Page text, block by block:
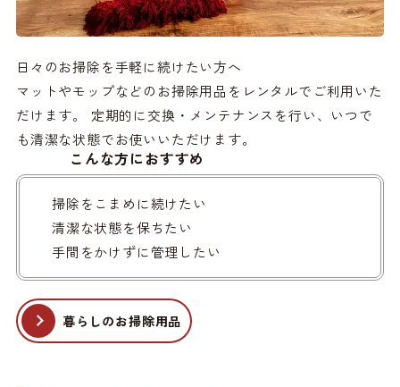
日々のお掃除を手軽に続けたい方へ
マットやモップなどのお掃除用品をレンタルでご利用いた
だけます。 定期的に交換・メンテナンスを行い、いつで
も清潔な状態でお使いいただけます。
こんな方におすすめ
掃除をこまめに続けたい
清潔な状態を保ちたい
手間をかけずに管理したい
暮らしのお掃除用品